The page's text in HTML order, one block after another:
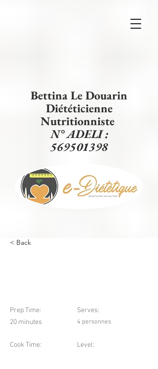
Bettina Le Douarin
Diététicienne
Nutritionniste
N° ADELI :
569501398
< Back
Prep Time:
20 minutes
Cook Time:
Serves:
4 personnes
Level: